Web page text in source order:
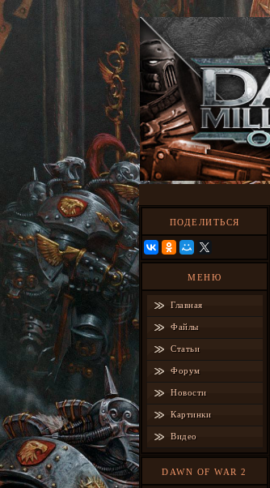
ПОДЕЛИТЬСЯ
МЕНЮ
Главная
Файлы
Статьи
Форум
Новости
Картинки
Видео
DAWN OF WAR 2